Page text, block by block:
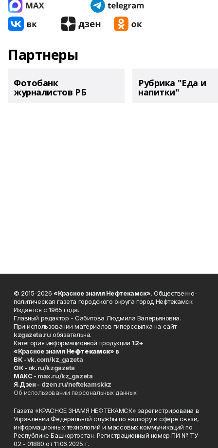
Партнеры
Фотобанк
журналистов РБ
Рубрика "Еда и
напитки"
© 2015-2026 «Красное знамя Нефтекамск». Общественно-
политическая газета городского округа город Нефтекамск.
Издаётся с 1965 года.
Главный редактор - Сабитова Людмила Валерьяновна.
При использовании материалов гиперссылка на сайт
kzgazeta.ru обязательна.
Категория информационной продукции 12+
«Красное знамя Нефтекамск» в
ВК -vk.com/kz_gazeta
ОК - ok.ru/kzgazeta
MAKC - max.ru/kz_gazeta
Я.Дзен - dzen.ru/neftekamskkz
Об использовании персональных данных
Газета «КРАСНОЕ ЗНАМЯ НЕФТЕКАМСК» зарегистрирована в
Управлении Федеральной службы по надзору в сфере связи,
информационных технологий и массовых коммуникаций по
Республике Башкортостан. Регистрационный номер ПИ № ТУ
02 - 01880 от 11.06.2025 г.